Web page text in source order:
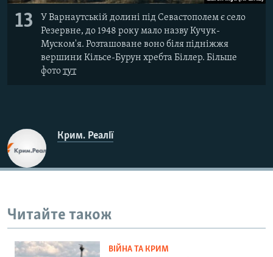
13
У Варнаутській долині під Севастополем є село
Резервне, до 1948 року мало назву Кучук-
Муском'я. Розташоване воно біля підніжжя
вершини Кільсе-Бурун хребта Біллер. Більше
фототут
Крим. Реалії
Читайте також
ВІЙНА ТА КРИМ